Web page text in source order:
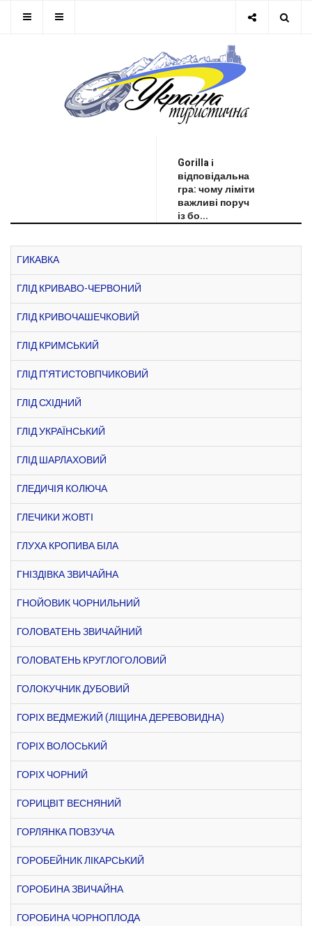
Gorilla і
відповідальна
гра: чому ліміти
важливі поруч
із бо...
ГИКАВКА
ГЛІД КРИВАВО-ЧЕРВОНИЙ
ГЛІД КРИВОЧАШЕЧКОВИЙ
ГЛІД КРИМСЬКИЙ
ГЛІД П'ЯТИСТОВПЧИКОВИЙ
ГЛІД СХІДНИЙ
ГЛІД УКРАЇНСЬКИЙ
ГЛІД ШАРЛАХОВИЙ
ГЛЕДИЧІЯ КОЛЮЧА
ГЛЕЧИКИ ЖОВТІ
ГЛУХА КРОПИВА БІЛА
ГНІЗДІВКА ЗВИЧАЙНА
ГНОЙОВИК ЧОРНИЛЬНИЙ
ГОЛОВАТЕНЬ ЗВИЧАЙНИЙ
ГОЛОВАТЕНЬ КРУГЛОГОЛОВИЙ
ГОЛОКУЧНИК ДУБОВИЙ
ГОРІХ ВЕДМЕЖИЙ (ЛІЩИНА ДЕРЕВОВИДНА)
ГОРІХ ВОЛОСЬКИЙ
ГОРІХ ЧОРНИЙ
ГОРИЦВІТ ВЕСНЯНИЙ
ГОРЛЯНКА ПОВЗУЧА
ГОРОБЕЙНИК ЛІКАРСЬКИЙ
ГОРОБИНА ЗВИЧАЙНА
ГОРОБИНА ЧОРНОПЛОДА